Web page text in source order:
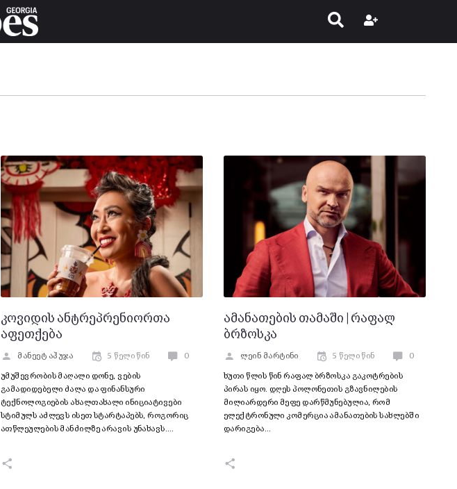
კოვიდის ანტრეპრენიორთა
აფეთქება
მანეეტ აჰუჯა 5 წელი წინ 0
უმუშევრობის მაღალი დონე, ვების
გამადიდებელი ძალა და ფინანსური
ტექნოლოგიების ახალთახალი ინიციატივები
სტიმულს აძლევს ისეთ სტარტაპებს, როგორიც
ათწლეულების მანძილზე არავის უნახავს.…
ამანათების თამაში | რაფალ
ბრზოსკა
ლეინ მარტინი 5 წელი წინ 0
ხუთი წლის წინ რაფალ ბრზოსკა გაკოტრების
პირას იყო. დღეს პოლონეთის გზავნილების
მილიარდერი მეფე დარწმუნებულია, რომ
ელექტრონული კომერცია ამანათების სახლებში
დარიგება…